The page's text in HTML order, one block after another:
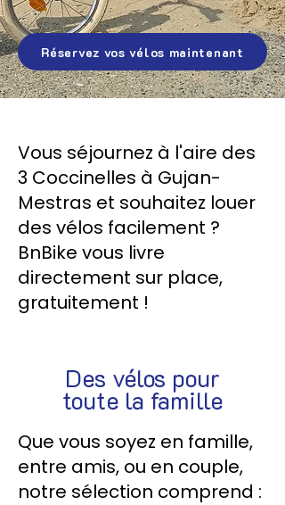
Réservez vos vélos maintenant
Vous séjournez à l'aire des
3 Coccinelles à Gujan-
Mestras et souhaitez louer
des vélos facilement ?
BnBike vous livre
directement sur place,
gratuitement !
Des vélos pour
toute la famille
Que vous soyez en famille,
entre amis, ou en couple,
notre sélection comprend :